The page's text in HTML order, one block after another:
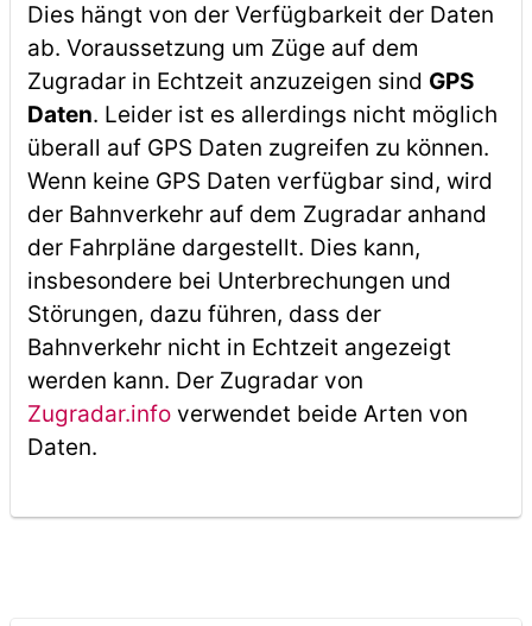
Dies hängt von der Verfügbarkeit der Daten
ab. Voraussetzung um Züge auf dem
Zugradar in Echtzeit anzuzeigen sind GPS
Daten. Leider ist es allerdings nicht möglich
überall auf GPS Daten zugreifen zu können.
Wenn keine GPS Daten verfügbar sind, wird
der Bahnverkehr auf dem Zugradar anhand
der Fahrpläne dargestellt. Dies kann,
insbesondere bei Unterbrechungen und
Störungen, dazu führen, dass der
Bahnverkehr nicht in Echtzeit angezeigt
werden kann. Der Zugradar von
Zugradar.infoverwendet beide Arten von
Daten.